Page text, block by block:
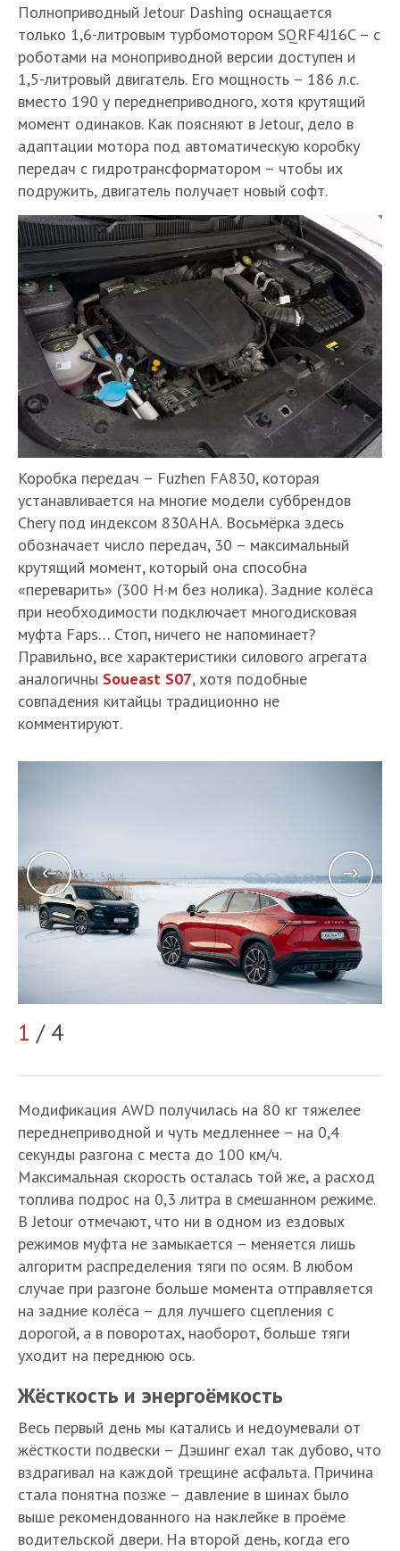
Полноприводный Jetour Dashing оснащается
только 1,6-литровым турбомотором SQRF4J16C – с
роботами на моноприводной версии доступен и
1,5-литровый двигатель. Его мощность – 186 л.с.
вместо 190 у переднеприводного, хотя крутящий
момент одинаков. Как поясняют в Jetour, дело в
адаптации мотора под автоматическую коробку
передач с гидротрансформатором – чтобы их
подружить, двигатель получает новый софт.
Коробка передач – Fuzhen FA830, которая
устанавливается на многие модели суббрендов
Chery под индексом 830AHA. Восьмёрка здесь
обозначает число передач, 30 – максимальный
крутящий момент, который она способна
«переварить» (300 Н·м без нолика). Задние колёса
при необходимости подключает многодисковая
муфта Faps… Стоп, ничего не напоминает?
Правильно, все характеристики силового агрегата
аналогичны Soueast S07, хотя подобные
совпадения китайцы традиционно не
комментируют.
1 / 4
Модификация AWD получилась на 80 кг тяжелее
переднеприводной и чуть медленнее – на 0,4
секунды разгона с места до 100 км/ч.
Максимальная скорость осталась той же, а расход
топлива подрос на 0,3 литра в смешанном режиме.
В Jetour отмечают, что ни в одном из ездовых
режимов муфта не замыкается – меняется лишь
алгоритм распределения тяги по осям. В любом
случае при разгоне больше момента отправляется
на задние колёса – для лучшего сцепления с
дорогой, а в поворотах, наоборот, больше тяги
уходит на переднюю ось.
Жёсткость и энергоёмкость
Весь первый день мы катались и недоумевали от
жёсткости подвески – Дэшинг ехал так дубово, что
вздрагивал на каждой трещине асфальта. Причина
стала понятна позже – давление в шинах было
выше рекомендованного на наклейке в проёме
водительской двери. На второй день, когда его